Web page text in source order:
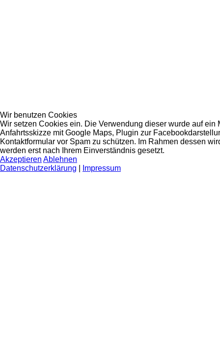
Wir benutzen Cookies
Wir setzen Cookies ein. Die Verwendung dieser wurde auf
Anfahrtsskizze mit Google Maps, Plugin zur
Kontaktformular vor Spam zu schützen. Im Rahmen dessen
werden erst nach Ihrem Einverständnis gesetzt.
Akzeptieren Ablehnen
Datenschutzerklärung
Impressum